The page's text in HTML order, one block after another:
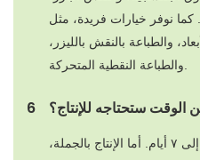
كما نوفر خيارات فريدة، مثل
والطباعة بالنقش بالليزر،
6 الوقت ستحتاجه للإنتاج؟
يستغرق إنتاج العينات من ٥ إلى ٧ أيام. أما الإنتاج بالجملة،